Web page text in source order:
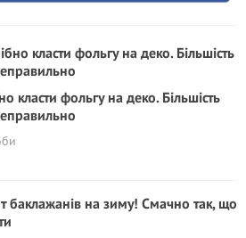
класти фольгу на деко. Більшість